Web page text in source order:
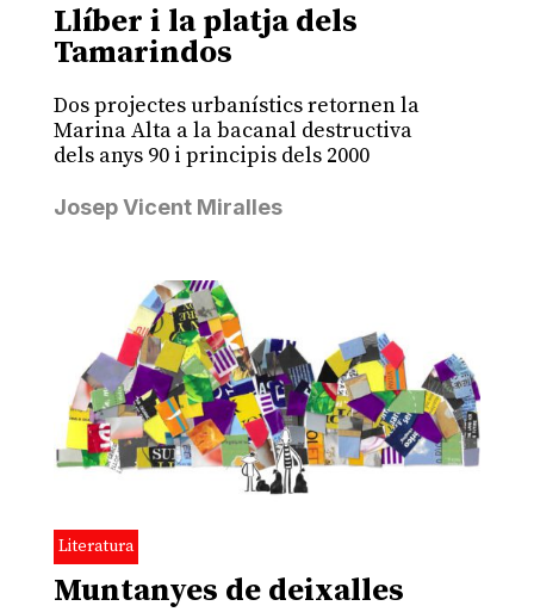
Llíber i la platja dels
Tamarindos
Dos projectes urbanístics retornen la
Marina Alta a la bacanal destructiva
dels anys 90 i principis dels 2000
Josep Vicent Miralles
Literatura
Muntanyes de deixalles